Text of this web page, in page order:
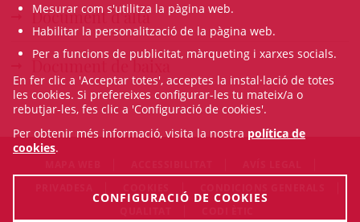
Document d'alta
Document de baixa
Mesurar com s'utilitza la pàgina web.
Habilitar la personalització de la pàgina web.
Per a funcions de publicitat, màrqueting i xarxes socials.
En fer clic a 'Acceptar totes', acceptes la instal·lació de totes
les cookies. Si prefereixes configurar-les tu mateix/a o
rebutjar-les, fes clic a 'Configuració de cookies'.
Per obtenir més informació, visita la nostra política de
cookies.
CONFIGURACIÓ DE COOKIES